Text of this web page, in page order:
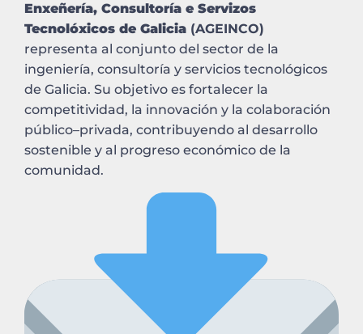
Enxeñería, Consultoría e Servizos
Tecnolóxicos de Galicia (AGEINCO)
representa al conjunto del sector de la
ingeniería, consultoría y servicios tecnológicos
de Galicia. Su objetivo es fortalecer la
competitividad, la innovación y la colaboración
público–privada, contribuyendo al desarrollo
sostenible y al progreso económico de la
comunidad.